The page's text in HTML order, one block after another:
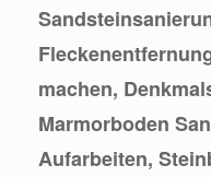
machen,
Marmorboden
Aufarbeiten,